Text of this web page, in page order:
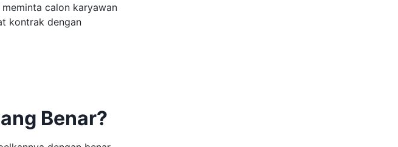
calon karyawan
kontrak dengan
Benar?